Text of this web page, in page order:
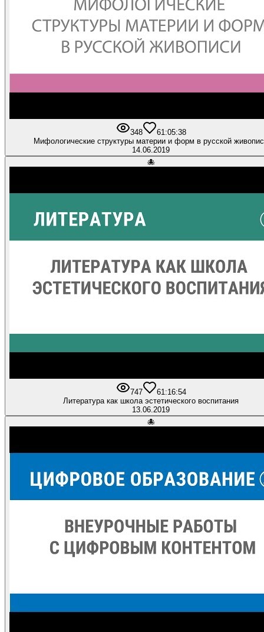
348 61:05:38
Мифологические структуры материи и форм в русской
14.06.2019
🐙
747 61:16:54
Литература как школа эстетического воспитания
13.06.2019
🐙